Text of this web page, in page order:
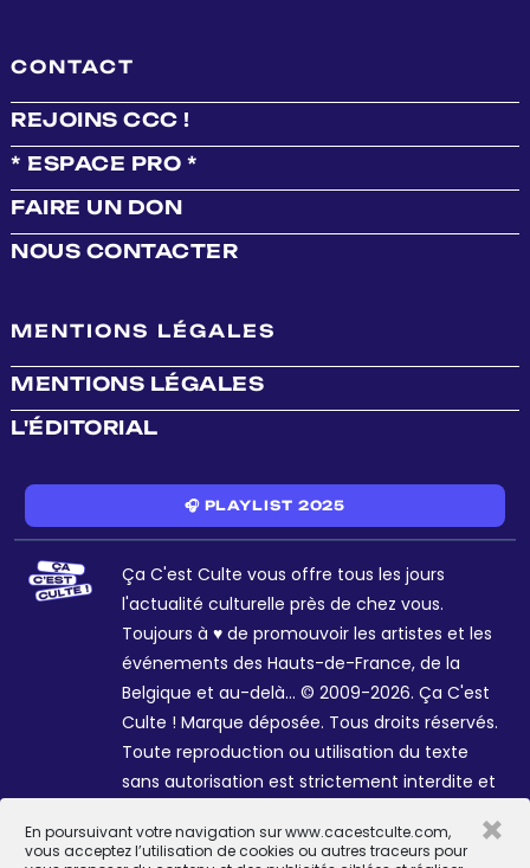
En poursuivant votre navigation sur www.cacestculte.com,
vous acceptez l’utilisation de cookies ou autres traceurs pour
×
CONTACT
REJOINS CCC !
* ESPACE PRO *
FAIRE UN DON
NOUS CONTACTER
MENTIONS LÉGALES
MENTIONS LÉGALES
L'ÉDITORIAL
🎧 PLAYLIST 2025
Ça C'est Culte vous offre tous les jours
l'actualité culturelle près de chez vous.
Toujours à ♥ de promouvoir les artistes et les
événements des Hauts-de-France, de la
Belgique et au-delà... © 2009-2026. Ça C'est
Culte ! Marque déposée. Tous droits réservés.
Toute reproduction ou utilisation du texte
sans autorisation est strictement interdite et
Sophie R. et Céline Galant.